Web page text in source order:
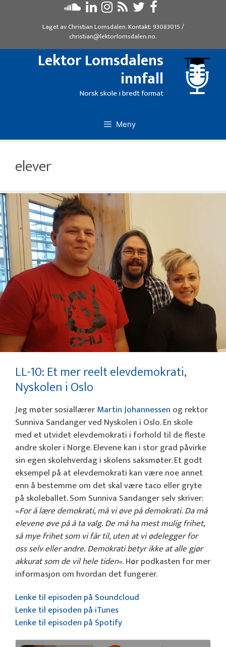
Laget avChristian Lomsdalen. Kontakt: 93083015/
christian@lektorlomsdalen.no.
Lektor Lomsdalens
innfall
Norsk skole i bredt format
Meny
elever
LL-10: Et mer reelt elevdemokrati,
Nyskolen i Oslo
Jeg møter sosiallærerMartin Johannessen og rektor
Sunniva Sandanger ved Nyskolen i Oslo. En skole
med et utvidet elevdemokrati i forhold til de fleste
andre skoler i Norge. Elevene kan i stor grad påvirke
sin egen skolehverdag i skolens saksmøter. Et godt
eksempel på at elevdemokrati kan være noe annet
enn å bestemme om det skal være taco eller gryte
på skoleballet. Som Sunniva Sandanger selv skriver:
«For å lære demokrati, må vi øve på demokrati. Da må
elevene øve på å ta valg. De må ha mest mulig frihet,
så mye frihet som vi får til, uten at vi ødelegger for
oss selv eller andre. Demokrati betyr ikke at alle gjør
akkurat som de vil hele tiden«. Hør podkasten for mer
informasjon om hvordan det fungerer.
Lenke til episoden på Soundcloud
Lenke til episoden på iTunes
Lenke til episoden på Spotify